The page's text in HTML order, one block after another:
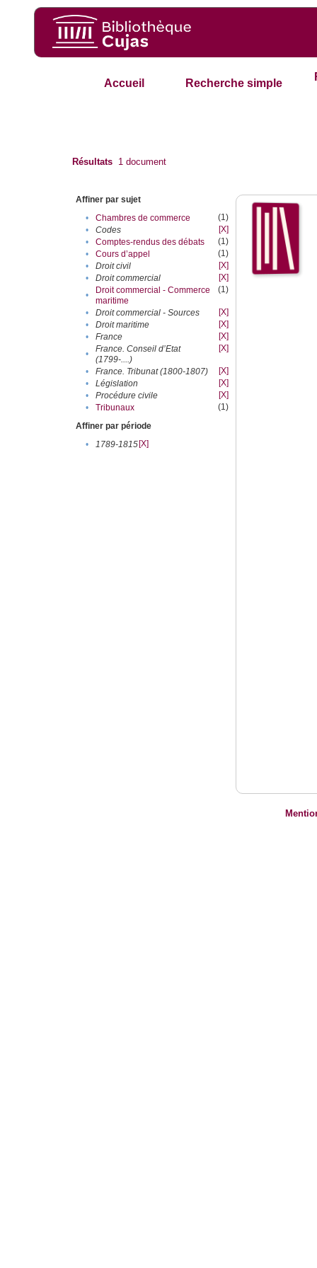
Accueil Recherche simple
Résultats 1 document
Affiner par sujet
•
Chambres de commerce
(1)
•
Codes
[X]
•
Comptes-rendus des débats
(1)
•
Cours d’appel
(1)
•
Droit civil
[X]
•
Droit commercial
[X]
•
Droit commercial - Commerce
maritime
(1)
• Droit commercial - Sources
[X]
•
Droit maritime
[X]
•
France
[X]
•
France. Conseil d’Etat
(1799-....)
[X]
• France. Tribunat (1800-1807)
[X]
•
Législation
[X]
•
Procédure civile
[X]
•
Tribunaux
(1)
Affiner par période
•
1789-1815[X]